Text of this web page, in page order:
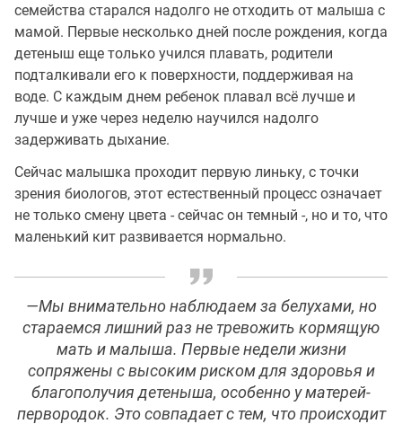
семейства старался надолго не отходить от малыша с
мамой. Первые несколько дней после рождения, когда
детеныш еще только учился плавать, родители
подталкивали его к поверхности, поддерживая на
воде. С каждым днем ребенок плавал всё лучше и
лучше и уже через неделю научился надолго
задерживать дыхание.
Сейчас малышка проходит первую линьку, с точки
зрения биологов, этот естественный процесс означает
не только смену цвета - сейчас он темный -, но и то, что
маленький кит развивается нормально.
—Мы внимательно наблюдаем за белухами, но
стараемся лишний раз не тревожить кормящую
мать и малыша. Первые недели жизни
сопряжены с высоким риском для здоровья и
благополучия детеныша, особенно у матерей-
первородок. Это совпадает с тем, что происходит